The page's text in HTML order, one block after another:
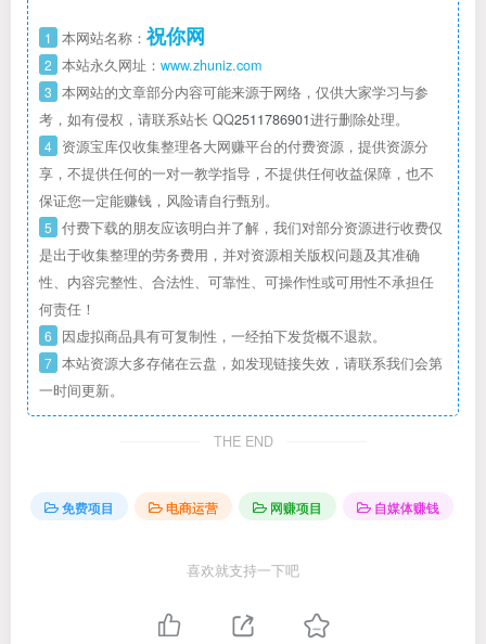
1 本网站名称： 祝你网
2 本站永久网址： www.zhuniz.com
3 本网站的文章部分内容可能来源于网络，仅供大家学习与参
考，如有侵权，请联系站长 QQ2511786901进行删除处理。
4 资源宝库仅收集整理各大网赚平台的付费资源，提供资源分
享，不提供任何的一对一教学指导，不提供任何收益保障，也不
保证您一定能赚钱，风险请自行甄别。
5 付费下载的朋友应该明白并了解，我们对部分资源进行收费仅
是出于收集整理的劳务费用，并对资源相关版权问题及其准确
性、内容完整性、合法性、可靠性、可操作性或可用性不承担任
何责任！
6 因虚拟商品具有可复制性，一经拍下发货概不退款。
7 本站资源大多存储在云盘，如发现链接失效，请联系我们会第
一时间更新。
THE END
免费项目 电商运营 网赚项目 自媒体赚钱
喜欢就支持一下吧